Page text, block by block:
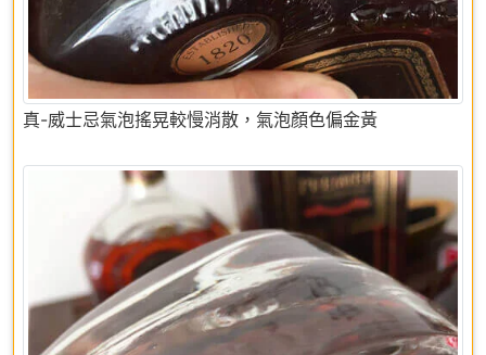
真-威士忌氣泡搖晃較慢消散，氣泡顏色偏金黃